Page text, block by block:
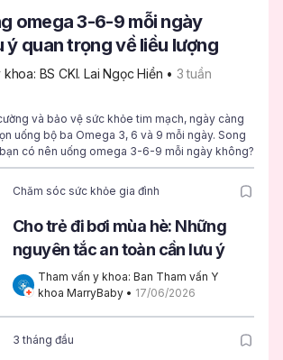
omega 3-6-9 mỗi ngày
ý quan trọng về liều lượng
BS CKI. Lai Ngọc Hiền • 3 tuần
và bảo vệ sức khỏe tim mạch, ngày càng
uống bộ ba Omega 3, 6 và 9 mỗi ngày. Song
có nên uống omega 3-6-9 mỗi ngày không?
Chăm sóc sức khỏe gia đình
Cho trẻ đi bơi mùa hè: Những
nguyên tắc an toàn cần lưu ý
Tham vấn y khoa: Ban Tham vấn Y
khoa MarryBaby • 17/06/2026
3 tháng đầu